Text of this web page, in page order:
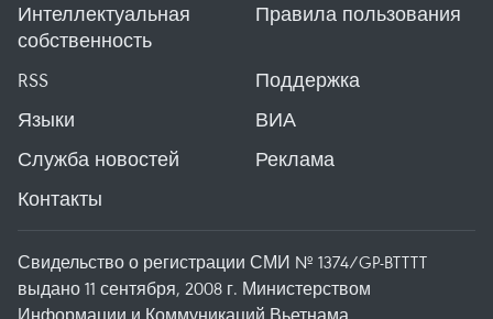
Интеллектуальная
собственность
Правила пользования
RSS
Поддержка
Языки
ВИА
Служба новостей
Реклама
Контакты
Свидельство о регистрации СМИ № 1374/GP-BTTTT
выдано 11 сентября, 2008 г. Министерством
Информации и Коммуникаций Вьетнама.